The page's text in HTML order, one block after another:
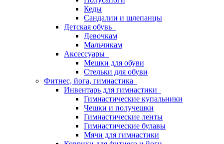
Кеды
Сандалии и шлепанцы
Детская обувь
Девочкам
Мальчикам
Аксессуары
Мешки для обуви
Стельки для обуви
Фитнес, йога, гимнастика
Инвентарь для гимнастики
Гимнастические купальники
Чешки и получешки
Гимнастические ленты
Гимнастические булавы
Мячи для гимнастики